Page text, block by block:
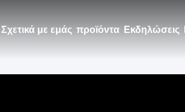
Σχετικά με εμάς προϊόντα Εκδηλώσεις